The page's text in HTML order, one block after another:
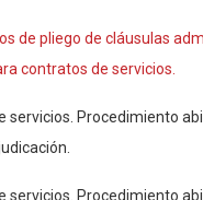
de pliego de cláusulas
contratos de servicios.
servicios. Procedimiento
servicios. Procedimiento